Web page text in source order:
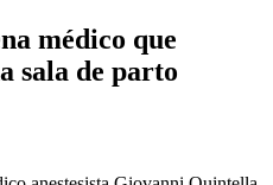
médico que
sala de parto